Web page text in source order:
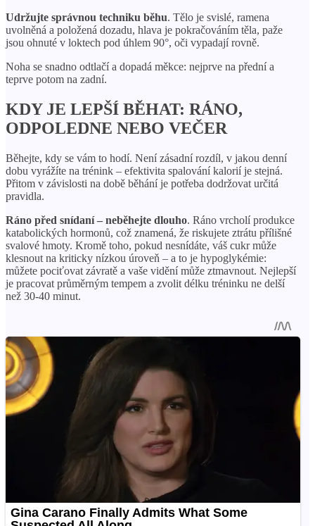
Udržujte správnou techniku ​​běhu. Tělo je svislé, ramena
uvolněná a položená dozadu, hlava je pokračováním těla, paže
jsou ohnuté v loktech pod úhlem 90°, oči vypadají rovně.
Noha se snadno odtlačí a dopadá měkce: nejprve na přední a
teprve potom na zadní.
KDY JE LEPŠÍ BĚHAT: RÁNO,
ODPOLEDNE NEBO VEČER
Běhejte, kdy se vám to hodí. Není zásadní rozdíl, v jakou denní
dobu vyrážíte na trénink – efektivita spalování kalorií je stejná.
Přitom v závislosti na době běhání je potřeba dodržovat určitá
pravidla.
Ráno před snídaní – neběhejte dlouho. Ráno vrcholí produkce
katabolických hormonů, což znamená, že riskujete ztrátu přílišné
svalové hmoty. Kromě toho, pokud nesnídáte, váš cukr může
klesnout na kriticky nízkou úroveň – a to je hypoglykémie:
můžete pociťovat závratě a vaše vidění může ztmavnout. Nejlepší
je pracovat průměrným tempem a zvolit délku tréninku ne delší
než 30-40 minut.